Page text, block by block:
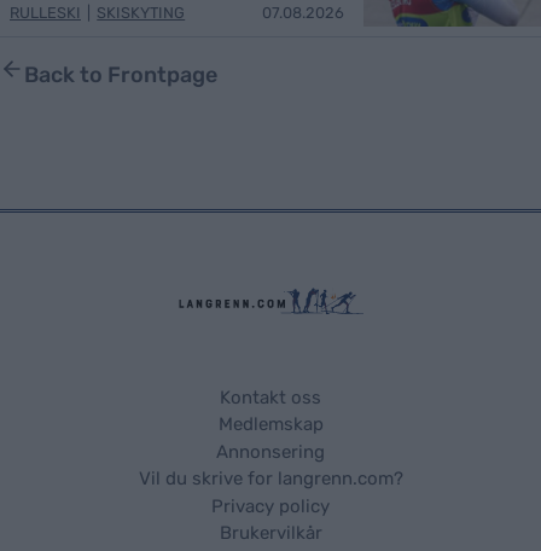
RULLESKI SKISKYTING 07.08.2026
Back to Frontpage
Kontakt oss
Medlemskap
Annonsering
Vil du skrive for langrenn.com?
Privacy policy
Brukervilkår